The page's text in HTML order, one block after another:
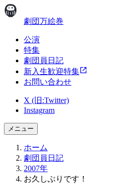
劇団万絵巻
公演
特集
劇団員日記
新入生歓迎特集
お問い合わせ
X (旧:Twitter)
Instagram
メニュー
ホーム
劇団員日記
2007年
お久しぶりです！